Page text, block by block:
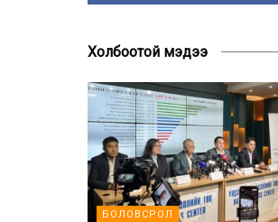
Холбоотой мэдээ
БОЛОВСРОЛ